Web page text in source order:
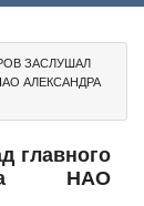
ЗАСЛУШАЛ
АЛЕКСАНДРА
главного
НАО